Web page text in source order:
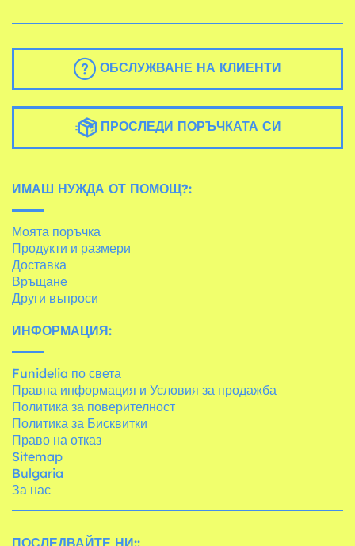
ОБСЛУЖВАНЕ НА КЛИЕНТИ
ПРОСЛЕДИ ПОРЪЧКАТА СИ
ИМАШ НУЖДА ОТ ПОМОЩ?:
Моята поръчка
Продукти и размери
Доставка
Връщане
Други въпроси
ИНФОРМАЦИЯ:
Funidelia по света
Правна информация и Условия за продажба
Политика за поверителност
Политика за Бисквитки
Право на отказ
Sitemap
Bulgaria
За нас
ПОСЛЕДВАЙТЕ НИ::